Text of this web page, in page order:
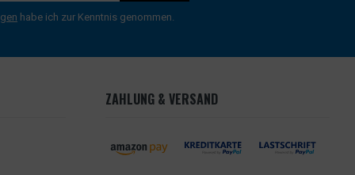
habe ich zur Kenntnis genommen.
ZAHLUNG & VERSAND